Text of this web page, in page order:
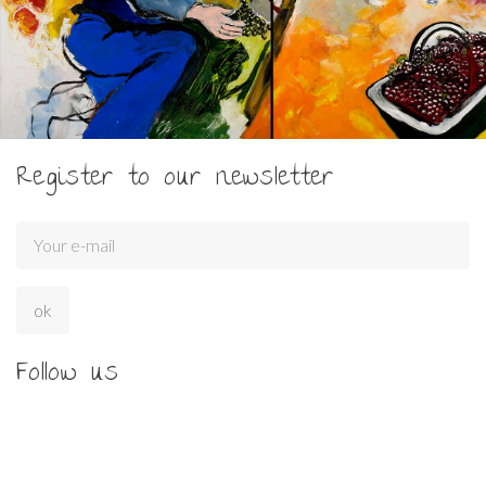
Register to our newsletter
Follow us